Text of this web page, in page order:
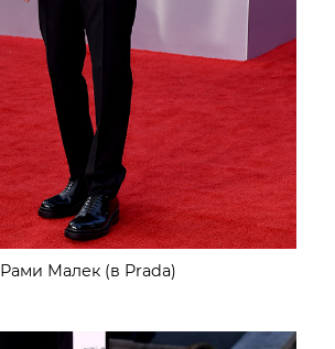
Рами Малек (в Prada)